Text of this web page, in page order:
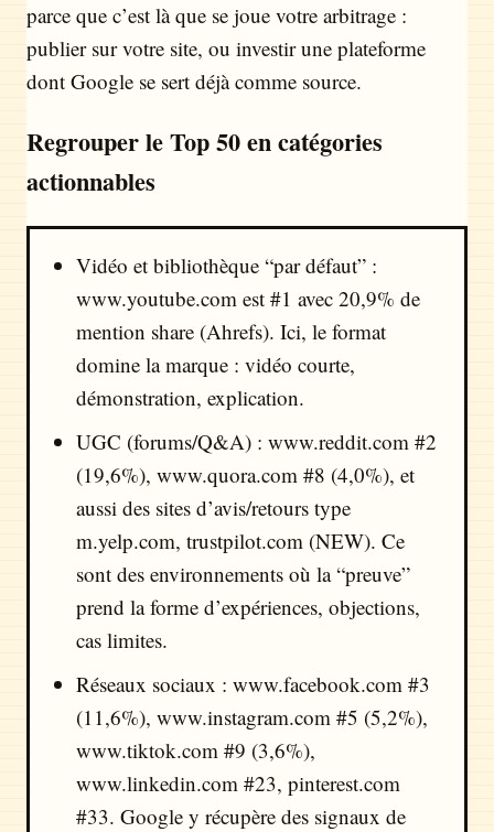
parce que c’est là que se joue votre arbitrage :
publier sur votre site, ou investir une plateforme
dont Google se sert déjà comme source.
Regrouper le Top 50 en catégories
actionnables
Vidéo et bibliothèque “par défaut” :
www.youtube.com est #1 avec 20,9% de
mention share (Ahrefs). Ici, le format
domine la marque : vidéo courte,
démonstration, explication.
UGC (forums/Q&A) : www.reddit.com #2
(19,6%), www.quora.com #8 (4,0%), et
aussi des sites d’avis/retours type
m.yelp.com, trustpilot.com (NEW). Ce
sont des environnements où la “preuve”
prend la forme d’expériences, objections,
cas limites.
Réseaux sociaux : www.facebook.com #3
(11,6%), www.instagram.com #5 (5,2%),
www.tiktok.com #9 (3,6%),
www.linkedin.com #23, pinterest.com
#33. Google y récupère des signaux de